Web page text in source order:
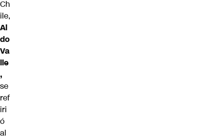
Ch
ile,
Al
do
Va
lle
,
se
ref
iri
ó
al